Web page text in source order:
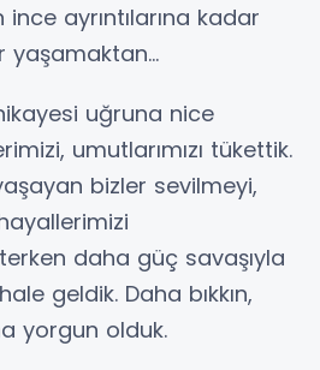
ayrıntılarına kadar
yaşamaktan...
uğruna nice
umutlarımızı tükettik.
bizler sevilmeyi,
daha güç savaşıyla
geldik. Daha bıkkın,
yorgun olduk.